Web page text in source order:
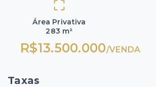
Área Privativa
283 m²
R$13.500.000/VENDA
Taxas